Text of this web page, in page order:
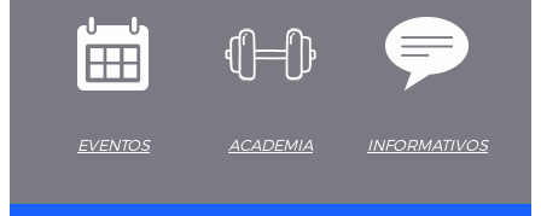
EVENTOS ACADEMIA INFORMATIVOS